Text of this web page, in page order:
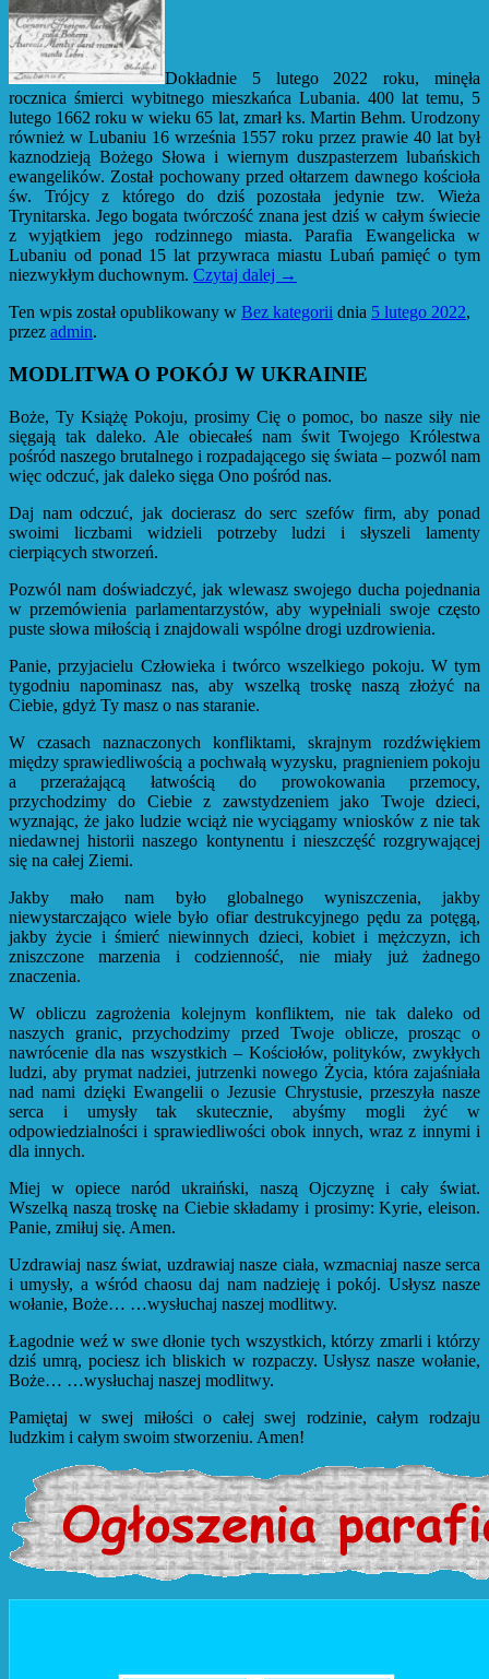
Dokładnie 5 lutego 2022 roku, minęła
rocznica śmierci wybitnego mieszkańca Lubania. 400 lat temu, 5
lutego 1662 roku w wieku 65 lat, zmarł ks. Martin Behm. Urodzony
również w Lubaniu 16 września 1557 roku przez prawie 40 lat był
kaznodzieją Bożego Słowa i wiernym duszpasterzem lubańskich
ewangelików. Został pochowany przed ołtarzem dawnego kościoła
św. Trójcy z którego do dziś pozostała jedynie tzw. Wieża
Trynitarska. Jego bogata twórczość znana jest dziś w całym świecie
z wyjątkiem jego rodzinnego miasta. Parafia Ewangelicka w
Lubaniu od ponad 15 lat przywraca miastu Lubań pamięć o tym
niezwykłym duchownym. Czytaj dalej →
Ten wpis został opublikowany w Bez kategorii dnia 5 lutego 2022,
przez admin.
MODLITWA O POKÓJ W UKRAINIE
Boże, Ty Książę Pokoju, prosimy Cię o pomoc, bo nasze siły nie
sięgają tak daleko. Ale obiecałeś nam świt Twojego Królestwa
pośród naszego brutalnego i rozpadającego się świata – pozwól nam
więc odczuć, jak daleko sięga Ono pośród nas.
Daj nam odczuć, jak docierasz do serc szefów firm, aby ponad
swoimi liczbami widzieli potrzeby ludzi i słyszeli lamenty
cierpiących stworzeń.
Pozwól nam doświadczyć, jak wlewasz swojego ducha pojednania
w przemówienia parlamentarzystów, aby wypełniali swoje często
puste słowa miłością i znajdowali wspólne drogi uzdrowienia.
Panie, przyjacielu Człowieka i twórco wszelkiego pokoju. W tym
tygodniu napominasz nas, aby wszelką troskę naszą złożyć na
Ciebie, gdyż Ty masz o nas staranie.
W czasach naznaczonych konfliktami, skrajnym rozdźwiękiem
między sprawiedliwością a pochwałą wyzysku, pragnieniem pokoju
a przerażającą łatwością do prowokowania przemocy,
przychodzimy do Ciebie z zawstydzeniem jako Twoje dzieci,
wyznając, że jako ludzie wciąż nie wyciągamy wniosków z nie tak
niedawnej historii naszego kontynentu i nieszczęść rozgrywającej
się na całej Ziemi.
Jakby mało nam było globalnego wyniszczenia, jakby
niewystarczająco wiele było ofiar destrukcyjnego pędu za potęgą,
jakby życie i śmierć niewinnych dzieci, kobiet i mężczyzn, ich
zniszczone marzenia i codzienność, nie miały już żadnego
znaczenia.
W obliczu zagrożenia kolejnym konfliktem, nie tak daleko od
naszych granic, przychodzimy przed Twoje oblicze, prosząc o
nawrócenie dla nas wszystkich – Kościołów, polityków, zwykłych
ludzi, aby prymat nadziei, jutrzenki nowego Życia, która zajaśniała
nad nami dzięki Ewangelii o Jezusie Chrystusie, przeszyła nasze
serca i umysły tak skutecznie, abyśmy mogli żyć w
odpowiedzialności i sprawiedliwości obok innych, wraz z innymi i
dla innych.
Miej w opiece naród ukraiński, naszą Ojczyznę i cały świat.
Wszelką naszą troskę na Ciebie składamy i prosimy: Kyrie, eleison.
Panie, zmiłuj się. Amen.
Uzdrawiaj nasz świat, uzdrawiaj nasze ciała, wzmacniaj nasze serca
i umysły, a wśród chaosu daj nam nadzieję i pokój. Usłysz nasze
wołanie, Boże… …wysłuchaj naszej modlitwy.
Łagodnie weź w swe dłonie tych wszystkich, którzy zmarli i którzy
dziś umrą, pociesz ich bliskich w rozpaczy. Usłysz nasze wołanie,
Boże… …wysłuchaj naszej modlitwy.
Pamiętaj w swej miłości o całej swej rodzinie, całym rodzaju
ludzkim i całym swoim stworzeniu. Amen!